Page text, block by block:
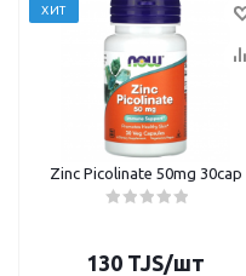
ХИТ
Zinc Picolinate 50mg 30cap
130 TJS/шт